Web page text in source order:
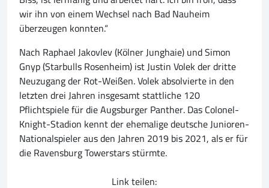
wir ihn von einem Wechsel nach Bad Nauheim
überzeugen konnten.“
Nach Raphael Jakovlev (Kölner Junghaie) und Simon
Gnyp (Starbulls Rosenheim) ist Justin Volek der dritte
Neuzugang der Rot-Weißen. Volek absolvierte in den
letzten drei Jahren insgesamt stattliche 120
Pflichtspiele für die Augsburger Panther. Das Colonel-
Knight-Stadion kennt der ehemalige deutsche Junioren-
Nationalspieler aus den Jahren 2019 bis 2021, als er für
die Ravensburg Towerstars stürmte.
Link teilen: